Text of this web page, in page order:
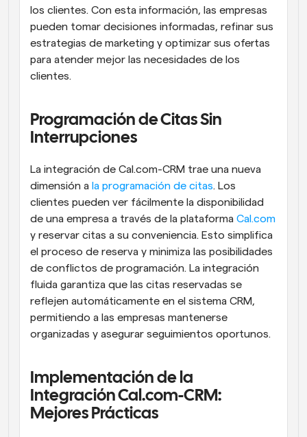
los clientes. Con esta información, las empresas
pueden tomar decisiones informadas, refinar sus
estrategias de marketing y optimizar sus ofertas
para atender mejor las necesidades de los
clientes.
Programación de Citas Sin
Interrupciones
La integración de Cal.com-CRM trae una nueva
dimensión a la programación de citas. Los
clientes pueden ver fácilmente la disponibilidad
de una empresa a través de la plataforma Cal.com
y reservar citas a su conveniencia. Esto simplifica
el proceso de reserva y minimiza las posibilidades
de conflictos de programación. La integración
fluida garantiza que las citas reservadas se
reflejen automáticamente en el sistema CRM,
permitiendo a las empresas mantenerse
organizadas y asegurar seguimientos oportunos.
Implementación de la
Integración Cal.com-CRM:
Mejores Prácticas